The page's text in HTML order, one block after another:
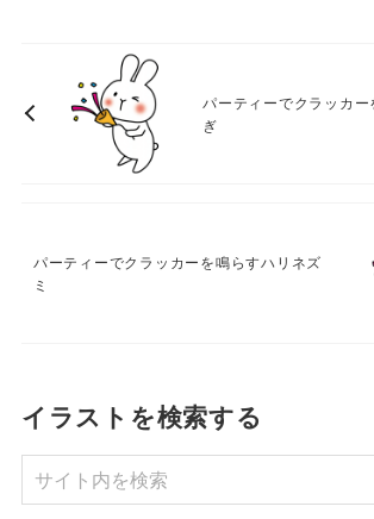
パーティーでクラッカ
ぎ
パーティーでクラッカーを鳴らすハリネズ
ミ
イラストを検索する